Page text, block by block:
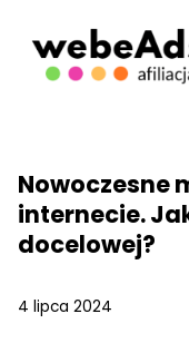
Nowoczesne
internecie.
docelowej?
4 lipca 2024